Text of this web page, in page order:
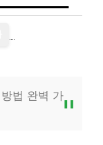
법 완벽 가